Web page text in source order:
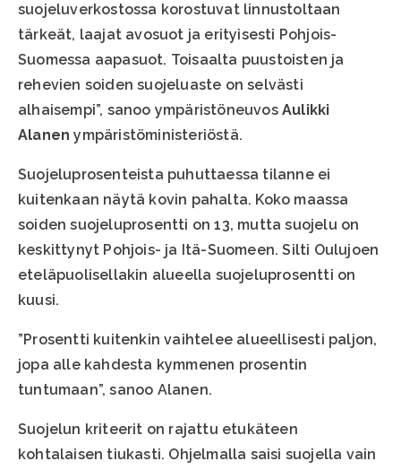
suojeluverkostossa korostuvat linnustoltaan
tärkeät, laajat avosuot ja erityisesti Pohjois-
Suomessa aapasuot. Toisaalta puustoisten ja
rehevien soiden suojeluaste on selvästi
alhaisempi”, sanoo ympäristöneuvos Aulikki
Alanen ympäristöministeriöstä.
Suojeluprosenteista puhuttaessa tilanne ei
kuitenkaan näytä kovin pahalta. Koko maassa
soiden suojeluprosentti on 13, mutta suojelu on
keskittynyt Pohjois- ja Itä-Suomeen. Silti Oulujoen
eteläpuolisellakin alueella suojeluprosentti on
kuusi.
”Prosentti kuitenkin vaihtelee alueellisesti paljon,
jopa alle kahdesta kymmenen prosentin
tuntumaan”, sanoo Alanen.
Suojelun kriteerit on rajattu etukäteen
kohtalaisen tiukasti. Ohjelmalla saisi suojella vain